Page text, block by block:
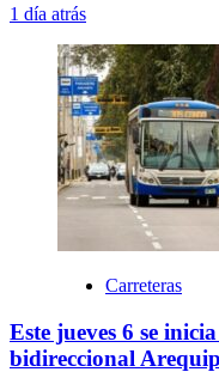
1 día atrás
Carreteras
Este jueves 6 se
bidireccional